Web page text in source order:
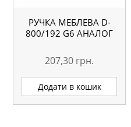
РУЧКА МЕБЛЕВА D-
800/192 G6 АНАЛОГ
207,30 грн.
Додати в кошик